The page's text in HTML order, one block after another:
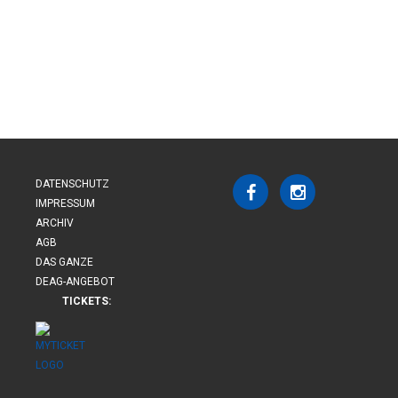
DATENSCHUTZ
IMPRESSUM
ARCHIV
AGB
DAS GANZE
DEAG-ANGEBOT
TICKETS: